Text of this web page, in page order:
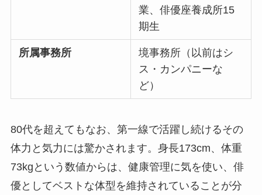
業、俳優座養成所15
期生
所属事務所
境事務所（以前はシ
ス・カンパニーな
ど）
80代を超えてもなお、第一線で活躍し続けるその
体力と気力には驚かされます。身長173cm、体重
73kgという数値からは、健康管理に気を使い、俳
優としてベストな体型を維持されていることが分